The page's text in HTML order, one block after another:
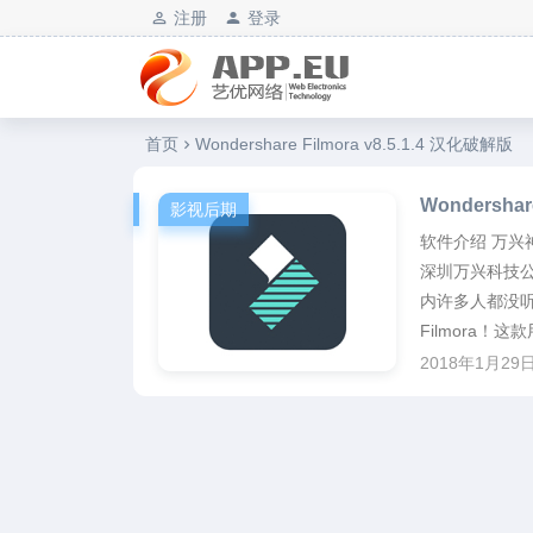
注册 登录
艺优软件乐园
首页 Wondershare Filmora v8.5.1.4 汉化破解版
影视后期
软件介绍 万兴
深圳万兴科技
内许多人都没
Filmora！这款
2018年1月29